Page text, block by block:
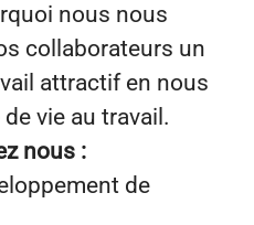
nous nous
collaborateurs un
attractif en nous
vie au travail.
nous :
de